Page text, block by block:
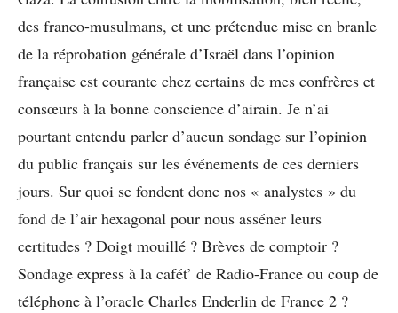
des franco-musulmans, et une prétendue mise en branle
de la réprobation générale d’Israël dans l’opinion
française est courante chez certains de mes confrères et
consœurs à la bonne conscience d’airain. Je n’ai
pourtant entendu parler d’aucun sondage sur l’opinion
du public français sur les événements de ces derniers
jours. Sur quoi se fondent donc nos « analystes » du
fond de l’air hexagonal pour nous asséner leurs
certitudes ? Doigt mouillé ? Brèves de comptoir ?
Sondage express à la cafét’ de Radio-France ou coup de
téléphone à l’oracle Charles Enderlin de France 2 ?